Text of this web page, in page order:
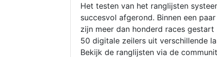
Het testen van het ranglijsten
succesvol afgerond. Binnen een
zijn meer dan honderd races gestart
50 digitale zeilers uit verschillende
Bekijk de ranglijsten via de